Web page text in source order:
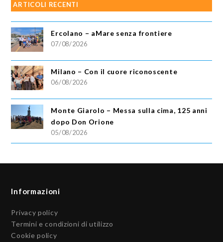
ARTICOLI RECENTI
Ercolano – aMare senza frontiere
07/08/2026
Milano – Con il cuore riconoscente
06/08/2026
Monte Giarolo – Messa sulla cima, 125 anni
dopo Don Orione
05/08/2026
Informazioni
Privacy policy
Termini e condizioni di utilizzo
Cookie policy